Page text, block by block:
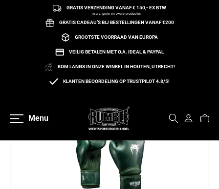
naar de contentGRATIS VERZENDING VANAF € 150,- EX BTW
m.u.v. grote en zware producten
GRATIS CADEAU’S BIJ BESTELLINGEN VANAF €200
GROOTSTE VOORRAAD VAN EUROPA
VEILIG BETALEN MET O.A. IDEAL & PAYPAL
KOM LANGS IN ONZE WINKEL IN HOUTEN, UTRECHT!
KLANTEN BEOORDELING OP TRUSTPILOT 4.8/5!
Menu